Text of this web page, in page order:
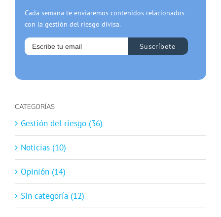
Cada semana te enviaremos contenidos relacionados
con la gestión del riesgo divisa.
CATEGORÍAS
Gestión del riesgo (36)
Noticias (10)
Opinión (14)
Sin categoría (12)